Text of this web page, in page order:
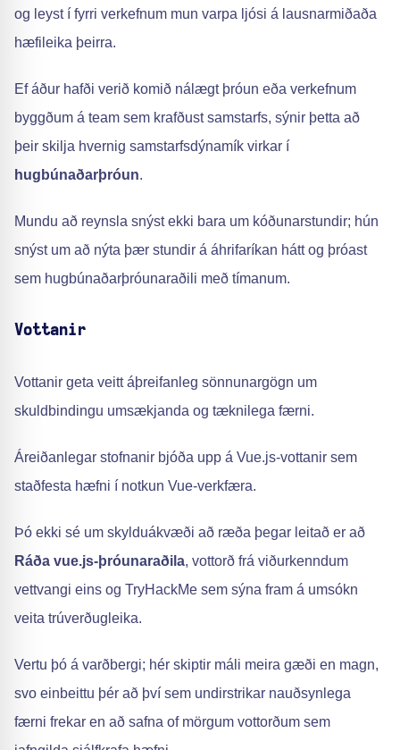
og leyst í fyrri verkefnum mun varpa ljósi á lausnarmiðaða
hæfileika þeirra.
Ef áður hafði verið komið nálægt þróun eða verkefnum
byggðum á team sem krafðust samstarfs, sýnir þetta að
þeir skilja hvernig samstarfsdýnamík virkar í
hugbúnaðarþróun.
Mundu að reynsla snýst ekki bara um kóðunarstundir; hún
snýst um að nýta þær stundir á áhrifaríkan hátt og þróast
sem hugbúnaðarþróunaraðili með tímanum.
Vottanir
Vottanir geta veitt áþreifanleg sönnunargögn um
skuldbindingu umsækjanda og tæknilega færni.
Áreiðanlegar stofnanir bjóða upp á Vue.js-vottanir sem
staðfesta hæfni í notkun Vue-verkfæra.
Þó ekki sé um skylduákvæði að ræða þegar leitað er að
Ráða vue.js-þróunaraðila, vottorð frá viðurkenndum
vettvangi eins og TryHackMe sem sýna fram á umsókn
veita trúverðugleika.
Vertu þó á varðbergi; hér skiptir máli meira gæði en magn,
svo einbeittu þér að því sem undirstrikar nauðsynlega
færni frekar en að safna of mörgum vottorðum sem